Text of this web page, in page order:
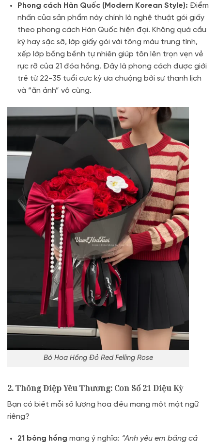
Phong cách Hàn Quốc (Modern Korean Style): Điểm
nhấn của sản phẩm này chính là nghệ thuật gói giấy
theo phong cách Hàn Quốc hiện đại. Không quá cầu
kỳ hay sặc sỡ, lớp giấy gói với tông màu trung tính,
xếp lớp bồng bềnh tự nhiên giúp tôn lên trọn vẹn vẻ
rực rỡ của 21 đóa hồng. Đây là phong cách được giới
trẻ từ 22-35 tuổi cực kỳ ưa chuộng bởi sự thanh lịch
và “ăn ảnh” vô cùng.
Bó Hoa Hồng Đỏ Red Felling Rose
2. Thông Điệp Yêu Thương: Con Số 21 Diệu Kỳ
Bạn có biết mỗi số lượng hoa đều mang một mật ngữ
riêng?
21 bông hồng mang ý nghĩa: “Anh yêu em bằng cả